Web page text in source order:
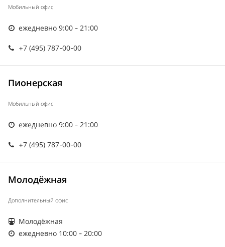
Мобильный офис
ежедневно 9:00 - 21:00
+7 (495) 787-00-00
Пионерская
Мобильный офис
ежедневно 9:00 - 21:00
+7 (495) 787-00-00
Молодёжная
Дополнительный офис
Молодёжная
ежедневно 10:00 - 20:00